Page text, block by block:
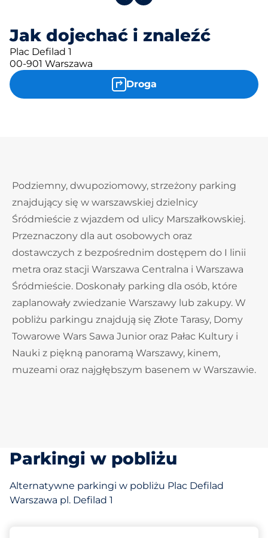
Jak dojechać i znaleźć
Plac Defilad 1
00-901 Warszawa
Droga
Podziemny, dwupoziomowy, strzeżony parking
znajdujący się w warszawskiej dzielnicy
Śródmieście z wjazdem od ulicy Marszałkowskiej.
Przeznaczony dla aut osobowych oraz
dostawczych z bezpośrednim dostępem do I linii
metra oraz stacji Warszawa Centralna i Warszawa
Śródmieście. Doskonały parking dla osób, które
zaplanowały zwiedzanie Warszawy lub zakupy. W
pobliżu parkingu znajdują się Złote Tarasy, Domy
Towarowe Wars Sawa Junior oraz Pałac Kultury i
Nauki z piękną panoramą Warszawy, kinem,
muzeami oraz najgłębszym basenem w Warszawie.
Parkingi w pobliżu
Alternatywne parkingi w pobliżu Plac Defilad
Warszawa pl. Defilad 1